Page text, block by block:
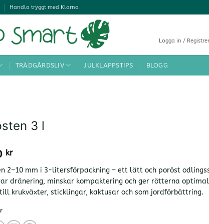
Handla tryggt med Klarna
Logga in /
TRÄDGÅRDSLIV JULKLAPPSTIPS BLOGG
3 l
kr
2–10 mm i 3-litersförpackning – ett lätt och poröst
dränering, minskar kompaktering och ger rötterna
krukväxter, sticklingar, kaktusar och som jordförbättring.